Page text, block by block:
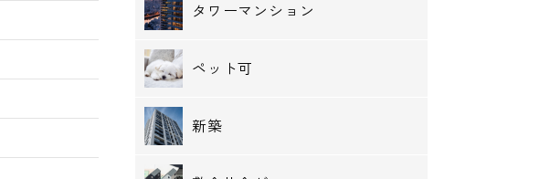
タワーマンション
ペット可
新築